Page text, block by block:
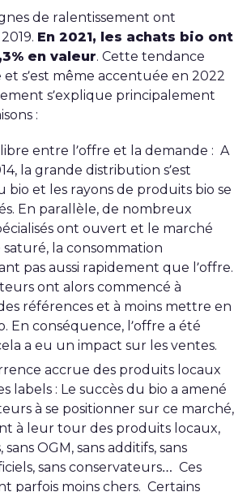
de ralentissement ont
En 2021, les achats bio ont
en valeur. Cette tendance
et s’est même accentuée en 2022
s’explique principalement
:
entre l’offre et la demande : A
la grande distribution s’est
bio et les rayons de produits bio se
En parallèle, de nombreux
ont ouvert et le marché
saturé, la consommation
pas aussi rapidement que l’offre.
ont alors commencé à
références et à moins mettre en
En conséquence, l’offre a été
a eu un impact sur les ventes.
accrue des produits locaux
labels : Le succès du bio a amené
à se positionner sur ce marché,
à leur tour des produits locaux,
sans OGM, sans additifs, sans
sans conservateurs… Ces
parfois moins chers. Certains